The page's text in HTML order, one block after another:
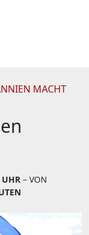
MACHT V
– VON